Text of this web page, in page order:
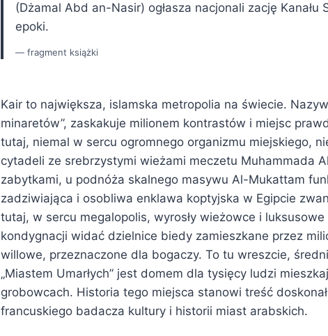
(Dżamal Abd an-Nasir) ogłasza nacjonali zację Kanału
epoki.
fragment książki
Kair to największa, islamska metropolia na świecie.
minaretów”, zaskakuje milionem kontrastów i miejsc
tutaj, niemal w sercu ogromnego organizmu miejskiego,
cytadeli ze srebrzystymi wieżami meczetu Muhammada
zabytkami, u podnóża skalnego masywu Al-Mukattam
zadziwiająca i osobliwa enklawa koptyjska w Egipcie
tutaj, w sercu megalopolis, wyrosły wieżowce i
kondygnacji widać dzielnice biedy zamieszkane przez
willowe, przeznaczone dla bogaczy. To tu wreszcie,
„Miastem Umarłych” jest domem dla tysięcy ludzi
grobowcach. Historia tego miejsca stanowi treść
francuskiego badacza kultury i historii miast arabskich.